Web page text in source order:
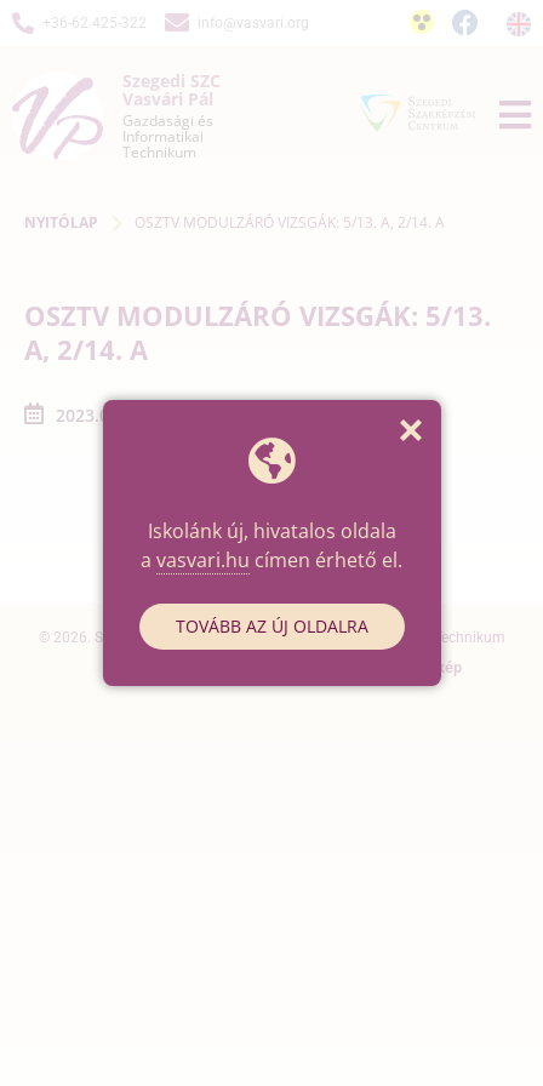
+36-62 425-322 info@vasvari.org
Szegedi SZC
Vasvári Pál
Gazdasági és
Informatikai
Technikum
NYITÓLAP OSZTV MODULZÁRÓ VIZSGÁK: 5/13. A, 2/14. A
OSZTV MODULZÁRÓ VIZSGÁK: 5/13.
A, 2/14. A
2023.01.01. - 2023.01.31.
© 2026. Szegedi SZC Vasvári Pál Gazdasági és Informatikai Technikum
Oldaltérkép
Iskolánk új, hivatalos oldala
a vasvari.hu címen érhető el.
TOVÁBB AZ ÚJ OLDALRA